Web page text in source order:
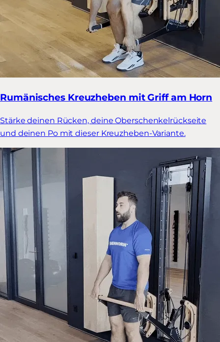
Rumänisches Kreuzheben mit Griff am Horn
Stärke deinen Rücken, deine Oberschenkelrückseite
und deinen Po mit dieser Kreuzheben-Variante.